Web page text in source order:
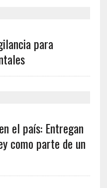
para
el país: Entregan
como parte de un